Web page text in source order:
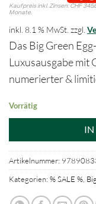
Kaufpreis inkl. Zinsen: CHF
Monate.
inkl. 8.1 % MwSt. zzgl.
Das Big Green
Luxusausgabe mit
numerierter &
Vorrätig
IN
Artikelnummer:
Kategorien: % SALE %